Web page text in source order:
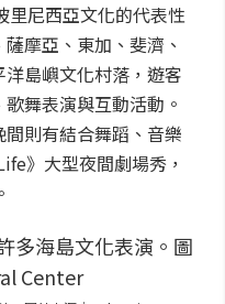
尼西亞文化的代表性
摩亞、東加、斐濟、
島嶼文化村落，遊客
舞表演與互動活動。
則有結合舞蹈、音樂
》大型夜間劇場秀，